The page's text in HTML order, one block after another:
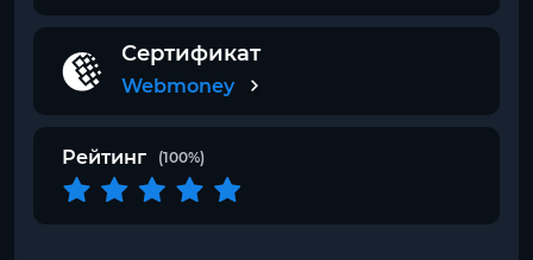
Сертификат
Webmoney
Рейтинг (100%)